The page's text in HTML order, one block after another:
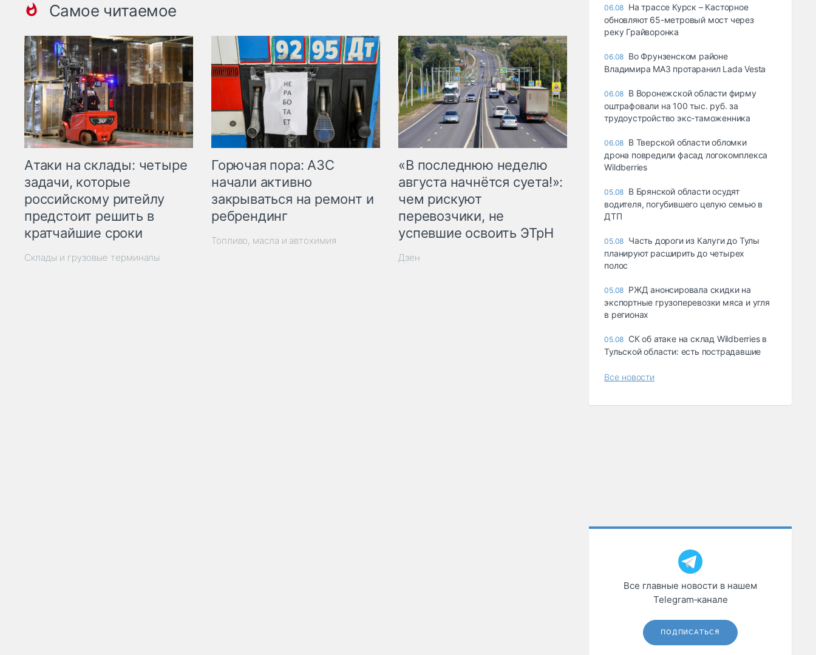
Самое читаемое
Атаки на склады: четыре
задачи, которые
российскому ритейлу
предстоит решить в
кратчайшие сроки
Склады и грузовые терминалы
Горючая пора: АЗС
начали активно
закрываться на ремонт и
ребрендинг
Топливо, масла и автохимия
«В последнюю неделю
августа начнётся суета!»:
чем рискуют
перевозчики, не
успевшие освоить ЭТрН
Дзен
06.08 На трассе Курск – Касторное
обновляют 65-метровый мост через
реку Грайворонка
06.08 Во Фрунзенском районе
Владимира МАЗ протаранил Lada Vesta
06.08 В Воронежской области фирму
оштрафовали на 100 тыс. руб. за
трудоустройство экс-таможенника
06.08 В Тверской области обломки
дрона повредили фасад логокомплекса
Wildberries
05.08 В Брянской области осудят
водителя, погубившего целую семью в
ДТП
05.08 Часть дороги из Калуги до Тулы
планируют расширить до четырех
полос
05.08 РЖД анонсировала скидки на
экспортные грузоперевозки мяса и угля
в регионах
05.08 СК об атаке на склад Wildberries в
Тульской области: есть пострадавшие
Все новости
Все главные новости в нашем
Telegram‑канале
ПОДПИСАТЬСЯ